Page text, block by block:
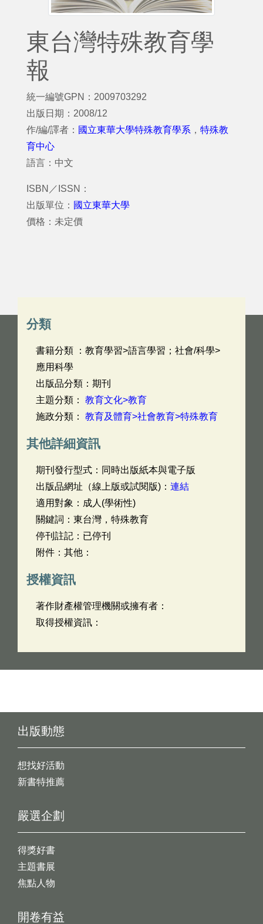
東台灣特殊教育學
報
統一編號GPN：2009703292
出版日期：2008/12
作/編/譯者： 國立東華大學特殊教育學系 ， 特殊教
育中心
語言：中文
ISBN／ISSN：
出版單位： 國立東華大學
價格：未定價
分類
書籍分類 ：教育學習>語言學習；社會/科學>
應用科學
出版品分類：期刊
主題分類： 教育文化>教育
施政分類： 教育及體育>社會教育>特殊教育
其他詳細資訊
期刊發行型式：同時出版紙本與電子版
出版品網址（線上版或試閱版)： 連結
適用對象：成人(學術性)
關鍵詞：東台灣，特殊教育
停刊註記：已停刊
附件：其他：
授權資訊
著作財產權管理機關或擁有者：
取得授權資訊：
出版動態
想找好活動
新書特推薦
開卷有益
嚴選企劃
得獎好書
主題書展
焦點人物